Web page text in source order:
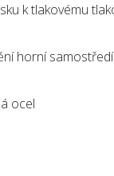
k tlakovému
horní
ocel